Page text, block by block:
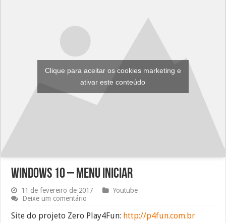
Clique para aceitar os cookies marketing e
ativar este conteúdo
Windows 10 – Menu iniciar
11 de fevereiro de 2017
Youtube
Deixe um comentário
Site do projeto Zero Play4Fun: http://p4fun.com.br